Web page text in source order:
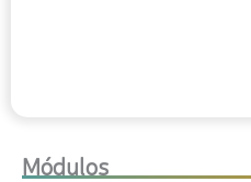
Módulos